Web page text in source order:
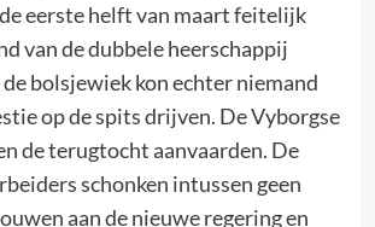
eerste helft van maart feitelijk
van de dubbele heerschappij
bolsjewiek kon echter niemand
op de spits drijven. De Vyborgse
de terugtocht aanvaarden. De
schonken intussen geen
aan de nieuwe regering en